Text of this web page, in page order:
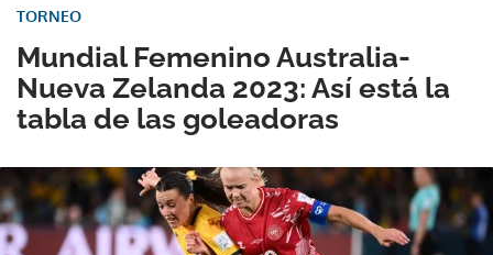
Mundial Femenino Australia-
Nueva Zelanda 2023: Así está la
tabla de las goleadoras
TORNEO